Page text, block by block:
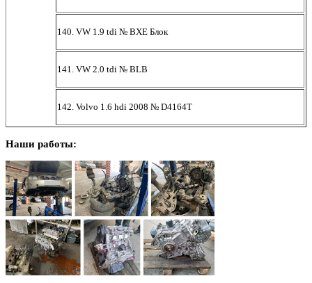
140. VW 1.9 tdi № BXE Блок
141. VW 2.0 tdi № BLB
142. Volvo 1.6 hdi 2008 № D4164T
Наши работы: